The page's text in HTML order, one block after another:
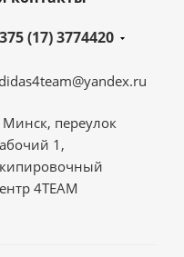
(17) 3774420
Минск, переулок
1,
4TEAM